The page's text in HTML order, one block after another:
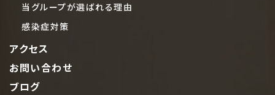
当グループが選ばれる理由
感染症対策
アクセス
お問い合わせ
ブログ